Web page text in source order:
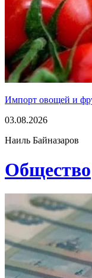
Импорт овощей и
03.08.2026
Наиль Байназаров
Общество